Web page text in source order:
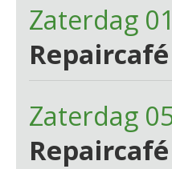
Zaterdag
Zaterdag